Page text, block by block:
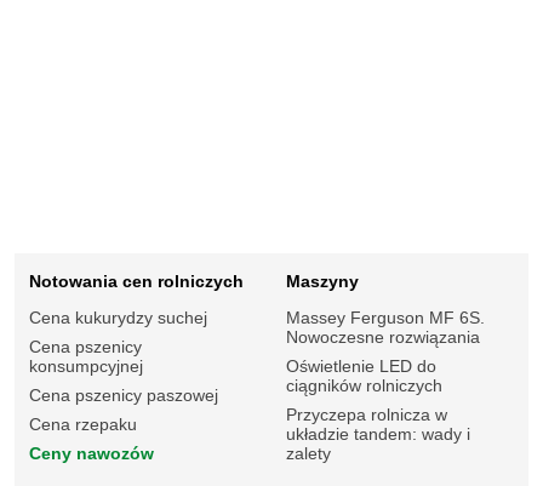
Notowania cen rolniczych
Cena kukurydzy suchej
Cena pszenicy
konsumpcyjnej
Cena pszenicy paszowej
Cena rzepaku
Ceny nawozów
Maszyny
Massey Ferguson MF 6S.
Nowoczesne rozwiązania
Oświetlenie LED do
ciągników rolniczych
Przyczepa rolnicza w
układzie tandem: wady i
zalety